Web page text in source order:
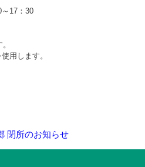
17：30
用します。
閉所のお知らせ